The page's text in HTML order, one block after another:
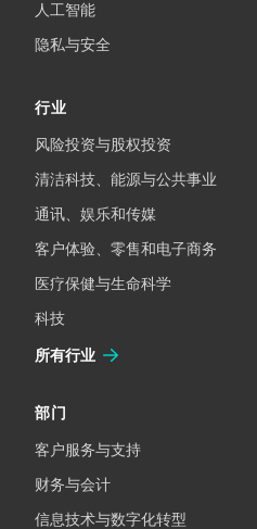
人工智能
隐私与安全
行业
风险投资与股权投资
清洁科技、能源与公共事业
通讯、娱乐和传媒
客户体验、零售和电子商务
医疗保健与生命科学
科技
所有行业
部门
客户服务与支持
财务与会计
信息技术与数字化转型